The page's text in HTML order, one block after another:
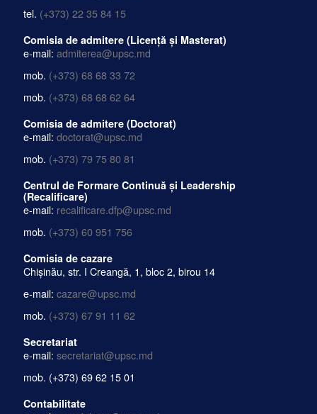
tel. (+373) 22 35 84 15
Comisia de admitere (Licență și Masterat)
e-mail: admiterea@upsc.md
mob. (+373) 68 68 33 72
mob. (+373) 68 68 62 64
Comisia de admitere (Doctorat)
e-mail: doctorat@upsc.md
mob. (+373) 79 75 80 81
Centrul de Formare Continuă și Leadership
(Recalificare)
e-mail: recalificare.dfp@upsc.md
mob. (+373) 60 951 756
Comisia de cazare
Chișinău, str. I Creangă, 1, bloc 2, birou 14
e-mail: cazare@upsc.md
mob. (+373) 67 91 11 62
Secretariat
e-mail: secretariat@upsc.md
mob. (+373) 69 62 15 01
Contabilitate